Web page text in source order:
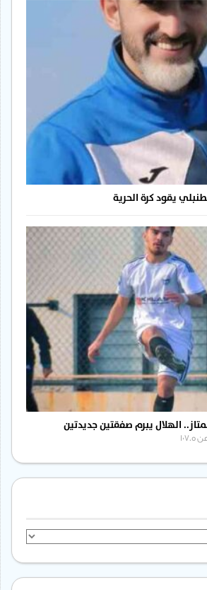
يقود كرة الحرية
الهلال يبرم صفقتين جديدتين